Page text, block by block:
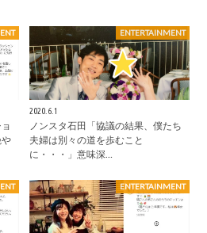
ENTERTAINMENT
2020.6.1
ノンスタ石田「協議の結果、僕たち
夫婦は別々の道を歩むこと
に・・・」意味深…
ENTERTAINMENT